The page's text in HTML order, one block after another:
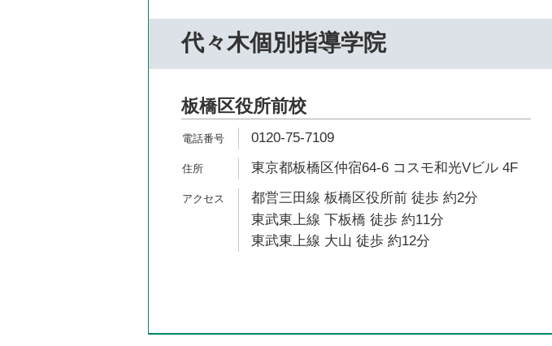
代々木個別指導学院
板橋区役所前校
0120-75-7109
東京都板橋区仲宿64-6 コスモ和光Vビル 4F
都営三田線 板橋区役所前 徒歩 約2分
東武東上線 下板橋 徒歩 約11分
東武東上線 大山 徒歩 約12分